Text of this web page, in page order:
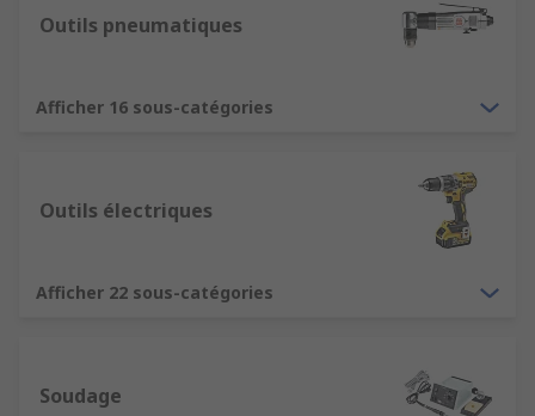
Outils pneumatiques
Afficher 16 sous-catégories
Outils électriques
Afficher 22 sous-catégories
Soudage